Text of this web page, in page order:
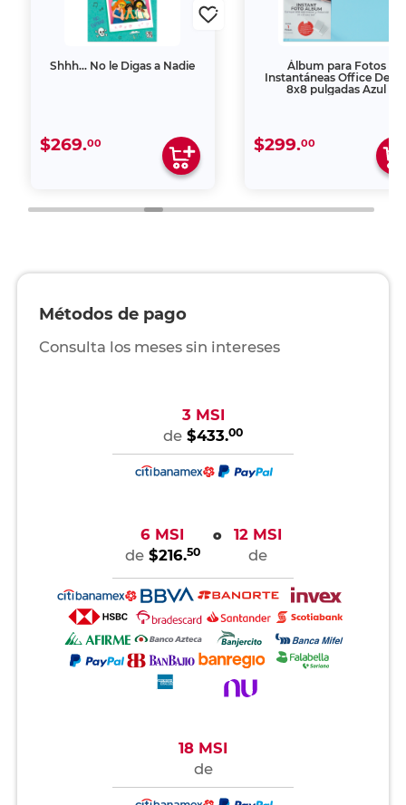
Shhh… No le Digas a Nadie
$269.00
Álbum para Fotos
Instantáneas Office
8x8 pulgadas Azul
$299.00
Métodos de pago
Consulta los meses sin intereses
3 MSI
de $433.00
6 MSI
de $216.50
o
12 MSI
de
18 MSI
de